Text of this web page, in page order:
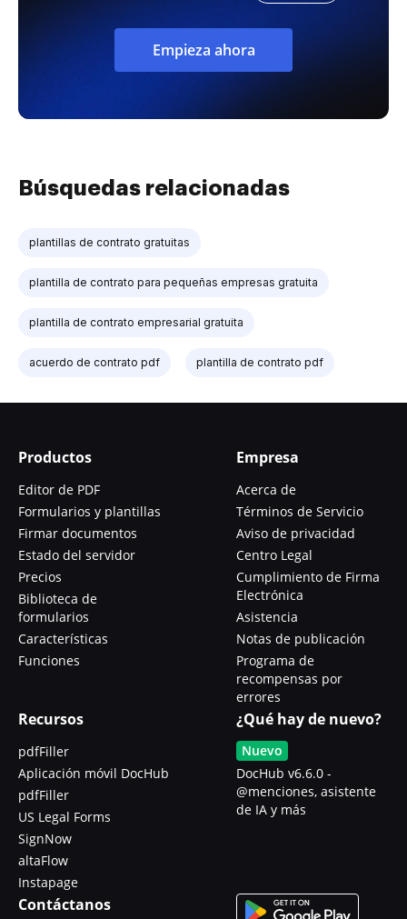
Empieza ahora
Búsquedas relacionadas
plantillas de contrato gratuitas
plantilla de contrato para pequeñas empresas gratuita
plantilla de contrato empresarial gratuita
acuerdo de contrato pdf plantilla de contrato pdf
Productos
Editor de PDF
Formularios y plantillas
Firmar documentos
Estado del servidor
Precios
Biblioteca de
formularios
Características
Funciones
Empresa
Acerca de
Términos de Servicio
Aviso de privacidad
Centro Legal
Cumplimiento de Firma
Electrónica
Asistencia
Notas de publicación
Programa de
recompensas por
errores
Recursos
pdfFiller
Aplicación móvil DocHub
pdfFiller
US Legal Forms
SignNow
altaFlow
Instapage
¿Qué hay de nuevo?
Nuevo
DocHub v6.6.0 -
@menciones, asistente
de IA y más
Contáctanos